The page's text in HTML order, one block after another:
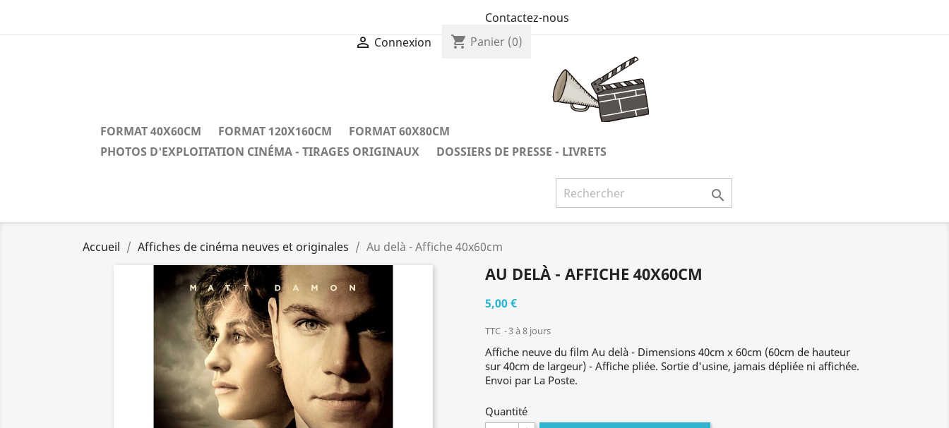
Contactez-nous
 Connexion shopping_cart Panier (0)
FORMAT 40X60CM FORMAT 120X160CM
FORMAT 60X80CM
PHOTOS D'EXPLOITATION CINÉMA - TIRAGES ORIGINAUX
DOSSIERS DE PRESSE - LIVRETS

Accueil Affiches de cinéma neuves et originales Au delà - Affiche 40x60cm
AU DELÀ - AFFICHE 40X60CM
5,00 €
TTC 3 à 8 jours
Affiche neuve du film Au delà - Dimensions 40cm x 60cm (60cm de hauteur
sur 40cm de largeur) - Affiche pliée. Sortie d'usine, jamais dépliée ni affichée.
Envoi par La Poste.
Quantité